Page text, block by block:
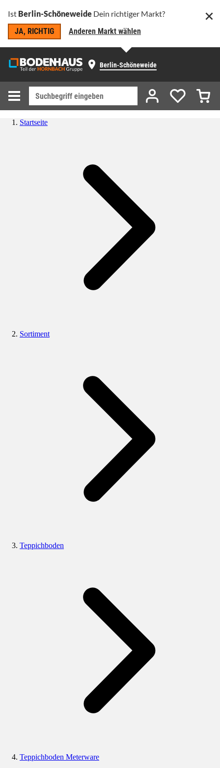
Ist Berlin-Schöneweide Dein richtiger Markt?
JA, RICHTIG
Anderen Markt wählen
Berlin-Schöneweide
Startseite
Sortiment
Teppichboden
Teppichboden Meterware